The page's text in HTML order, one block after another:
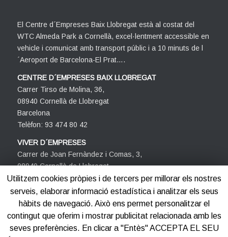
El Centre d´Empreses Baix Llobregat està al costat del
WTC Almeda Park a Cornellà, excel·lentment accessible en
vehicle i comunicat amb transport públic i a 10 minuts de l
´Aeroport de Barcelona-El Prat….
CENTRE D´EMPRESES BAIX LLOBREGAT
Carrer Tirso de Molina, 36,
08940 Cornellà de Llobregat
Barcelona
Telèfon: 93 474 80 42
VIVER D´EMPRESES
Carrer de Joan Fernàndez i Comas, 3,
08940 Cornellà de Llobregat
Barcelona
Telèfon: 93 474 80 42
Utilitzem cookies pròpies i de tercers per millorar els nostres
serveis, elaborar informació estadística i analitzar els seus
hàbits de navegació. Això ens permet personalitzar el
contingut que oferim i mostrar publicitat relacionada amb les
seves preferències. En clicar a "Entès" ACCEPTA EL SEU